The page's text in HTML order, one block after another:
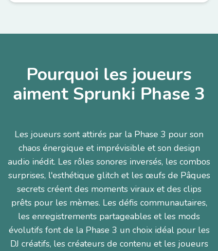
Pourquoi les joueurs
aiment Sprunki Phase 3
Les joueurs sont attirés par la Phase 3 pour son
chaos énergique et imprévisible et son design
audio inédit. Les rôles sonores inversés, les combos
surprises, l'esthétique glitch et les œufs de Pâques
secrets créent des moments viraux et des clips
prêts pour les mèmes. Les défis communautaires,
les enregistrements partageables et les mods
évolutifs font de la Phase 3 un choix idéal pour les
DJ créatifs, les créateurs de contenu et les joueurs